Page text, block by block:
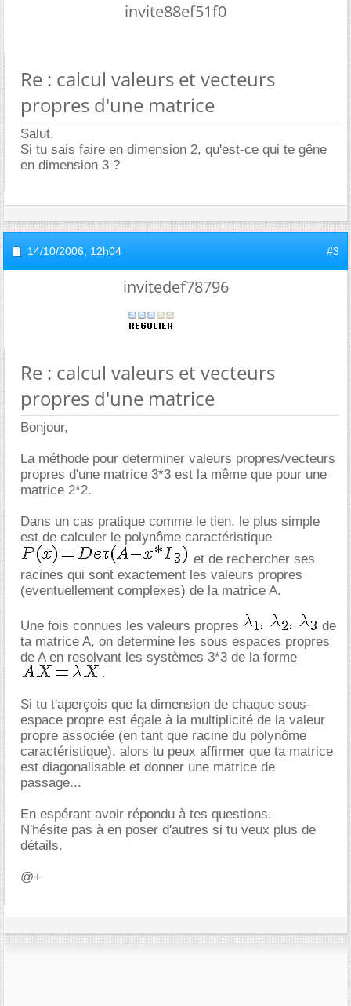
invite88ef51f0
Re : calcul valeurs et vecteurs
propres d'une matrice
Salut,
Si tu sais faire en dimension 2, qu'est-ce qui te gêne
en dimension 3 ?
14/10/2006, 12h04 #3
invitedef78796
Re : calcul valeurs et vecteurs
propres d'une matrice
Bonjour,
La méthode pour determiner valeurs propres/vecteurs
propres d'une matrice 3*3 est la même que pour une
matrice 2*2.
Dans un cas pratique comme le tien, le plus simple
est de calculer le polynôme caractéristique
et de rechercher ses
racines qui sont exactement les valeurs propres
(eventuellement complexes) de la matrice A.
Une fois connues les valeurs propres
de
ta matrice A, on determine les sous espaces propres
de A en resolvant les systèmes 3*3 de la forme
.
Si tu t'aperçois que la dimension de chaque sous-
espace propre est égale à la multiplicité de la valeur
propre associée (en tant que racine du polynôme
caractéristique), alors tu peux affirmer que ta matrice
est diagonalisable et donner une matrice de
passage...
En espérant avoir répondu à tes questions.
N'hésite pas à en poser d'autres si tu veux plus de
détails.
@+